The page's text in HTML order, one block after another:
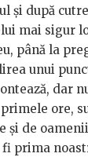
și după
mai sigur
până la
unui
dar
ore,
și de
prima